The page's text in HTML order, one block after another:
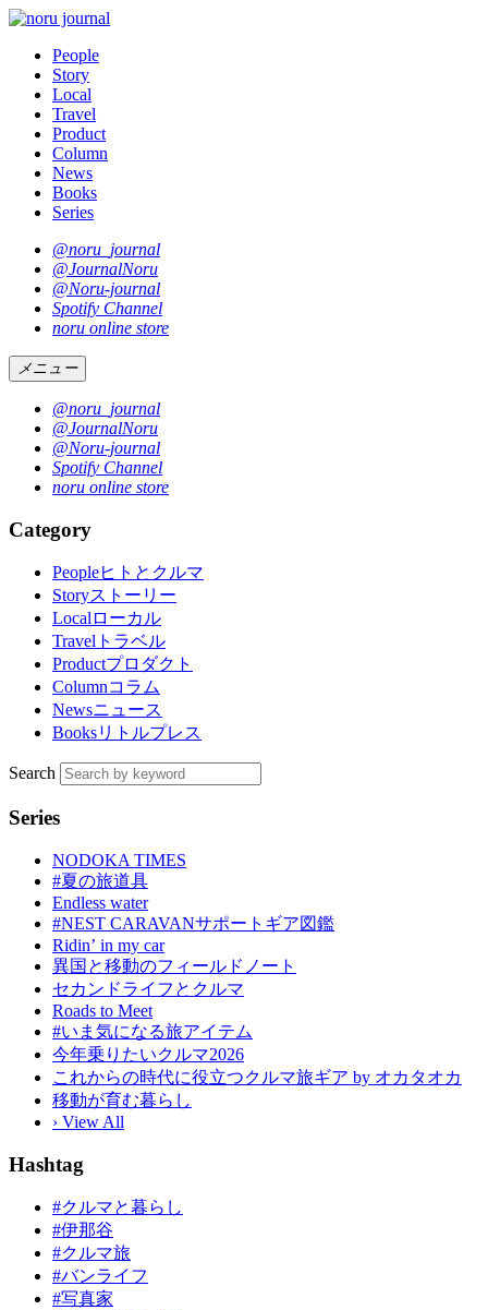
People
Story
Local
Travel
Product
Column
News
Books
Series
@noru_journal
@JournalNoru
@Noru-journal
Spotify Channel
noru online store
メニュー
@noru_journal
@JournalNoru
@Noru-journal
Spotify Channel
noru online store
Category
Peopleヒトとクルマ
Storyストーリー
Localローカル
Travel トラベル
Productプロダクト
Columnコラム
Newsニュース
Booksリトルプレス
Search
Series
NODOKA TIMES
#夏の旅道具
Endless water
#NEST CARAVANサポートギア図鑑
Ridinʼ in my car
異国と移動のフィールドノート
セカンドライフとクルマ
Roads to Meet
#いま気になる旅アイテム
今年乗りたいクルマ2026
これからの時代に役立つクルマ旅ギア by オカタオカ
移動が育む暮らし
› View All
Hashtag
#クルマと暮らし
#伊那谷
#クルマ旅
#バンライフ
#写真家